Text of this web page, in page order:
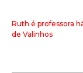
Ruth é professora
de Valinhos